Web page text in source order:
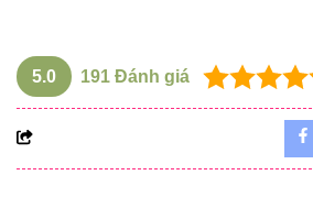
5.0 191 Đánh giá